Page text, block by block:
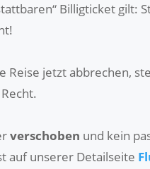
Billigticket gilt:
Reise jetzt abbrechen,
verschoben und kein
auf unserer Detailseite